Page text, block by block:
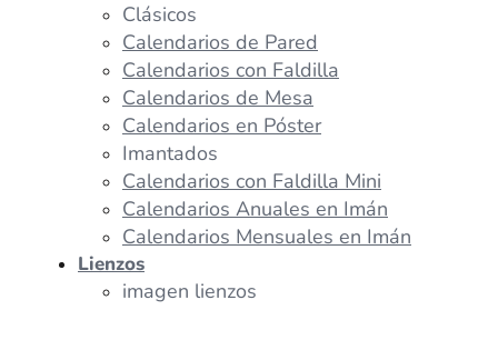
Clásicos
Calendarios de Pared
Calendarios con Faldilla
Calendarios de Mesa
Calendarios en Póster
Imantados
Calendarios con Faldilla Mini
Calendarios Anuales en Imán
Calendarios Mensuales en Imán
Lienzos
imagen lienzos